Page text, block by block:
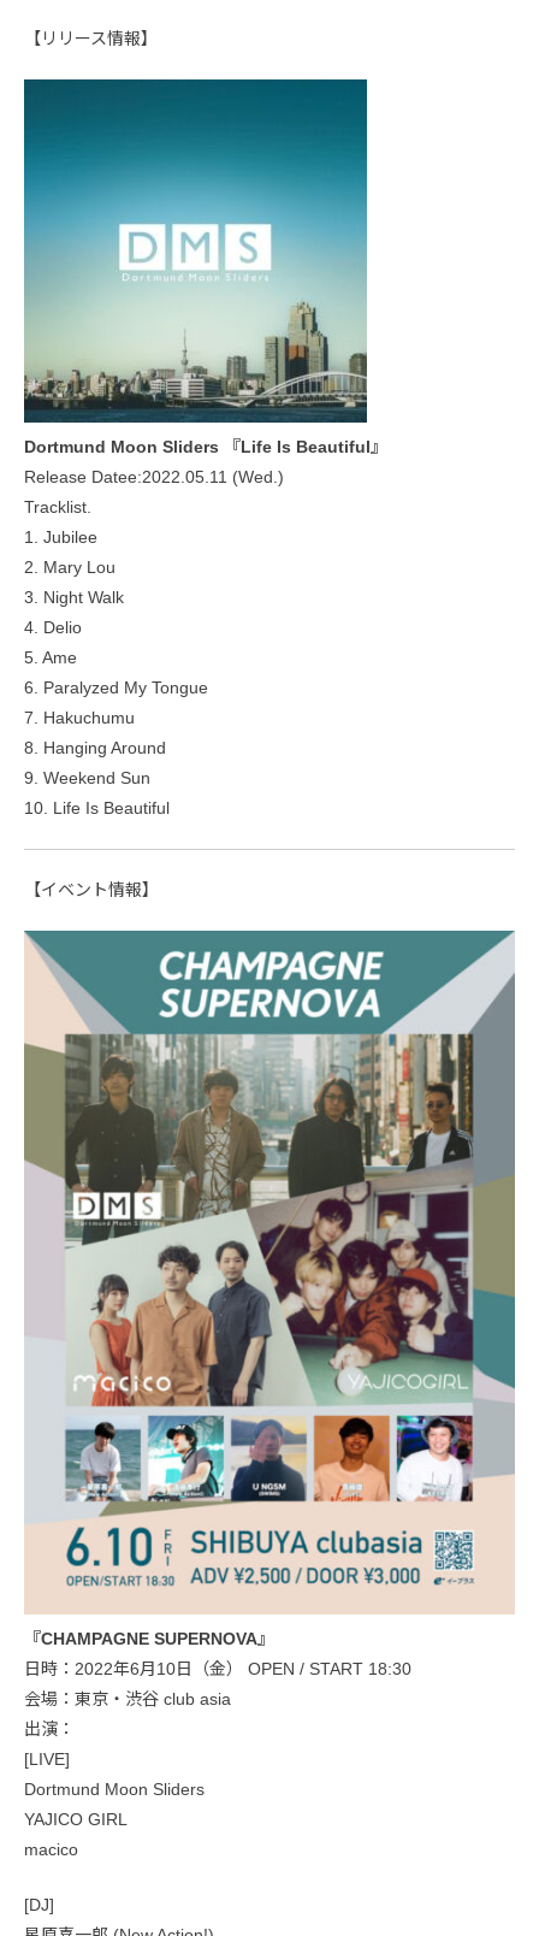
【リリース情報】
Dortmund Moon Sliders 『Life Is Beautiful』
Release Datee:2022.05.11 (Wed.)
Tracklist.
1. Jubilee
2. Mary Lou
3. Night Walk
4. Delio
5. Ame
6. Paralyzed My Tongue
7. Hakuchumu
8. Hanging Around
9. Weekend Sun
10. Life Is Beautiful
【イベント情報】
『CHAMPAGNE SUPERNOVA』
日時：2022年6月10日（金） OPEN / START 18:30
会場：東京・渋谷 club asia
出演：
[LIVE]
Dortmund Moon Sliders
YAJICO GIRL
macico
[DJ]